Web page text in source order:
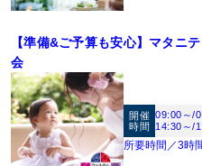
【準備&ご予算も安心】マタニ
会
開催
時間
09:00～/
14:30～/
所要時間／3時